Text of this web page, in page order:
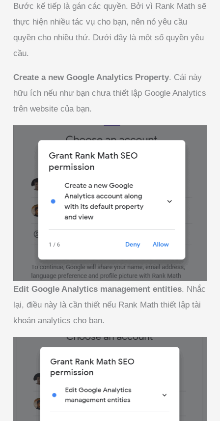
Bước kế tiếp là gán các quyền. Bởi vì Rank Math sẽ
thực hiện nhiều tác vụ cho bạn, nên nó yêu cầu
quyền cho nhiều thứ. Dưới đây là một số quyền yêu
cầu.
Create a new Google Analytics Property. Cái này
hữu ích nếu như bạn chưa thiết lập Google Analytics
trên website của bạn.
Edit Google Analytics management entities. Nhắc
lại, điều này là cần thiết nếu Rank Math thiết lập tài
khoản analytics cho bạn.